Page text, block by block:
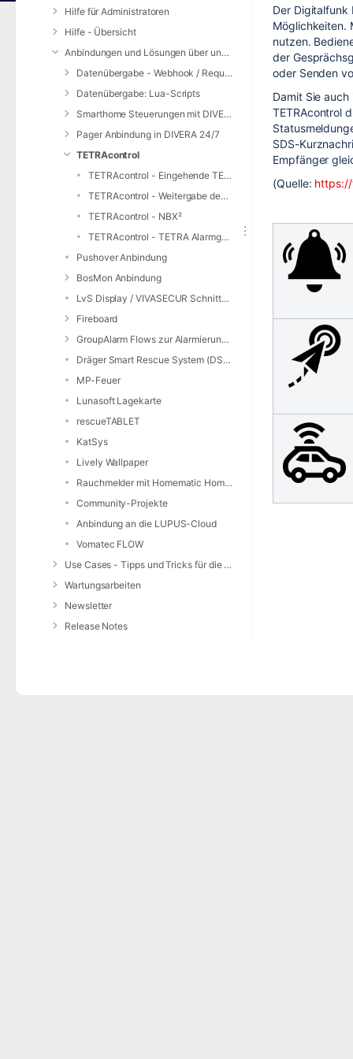
Hilfe für Administratoren
Hilfe - Übersicht
Anbindungen und Lösungen über unsere Web-Schnittstelle (REST-API)
Datenübergabe - Webhook / Request Service
Datenübergabe: Lua-Scripts
Smarthome Steuerungen mit DIVERA 24/7
Pager Anbindung in DIVERA 24/7
TETRAcontrol
TETRAcontrol - Eingehende TETRA Alarme an DIVERA 24/7 weiterleiten
TETRAcontrol - Weitergabe des Status an DIVERA 24/7
TETRAcontrol - NBX²
TETRAcontrol - TETRA Alarmgeber für DIVERA 24/7
Pushover Anbindung
BosMon Anbindung
LvS Display / VIVASECUR Schnittstelle
Fireboard
GroupAlarm Flows zur Alarmierung nutzen
Dräger Smart Rescue System (DSRS)
MP-Feuer
Lunasoft Lagekarte
rescueTABLET
KatSys
Lively Wallpaper
Rauchmelder mit Homematic Home Control Unit und openCCU
Community-Projekte
Anbindung an die LUPUS-Cloud
Vomatec FLOW
Use Cases - Tipps und Tricks für die Anwendung von DIVERA 24/7
Wartungsarbeiten
Newsletter
Release Notes
Der Digitalfunk
Möglichkeiten.
nutzen.
der
oder Senden
Damit Sie
TETRAcontrol
SDS-
Empfänger
(Quelle: